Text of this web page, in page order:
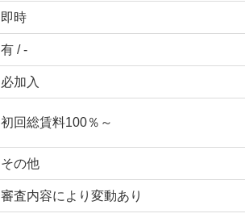
即時
有 / -
必加入
初回総賃料100％～
その他
審査内容により変動あり